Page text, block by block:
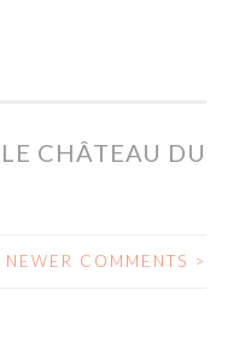
LE CHÂTEAU DU
NEWER COMMENTS >